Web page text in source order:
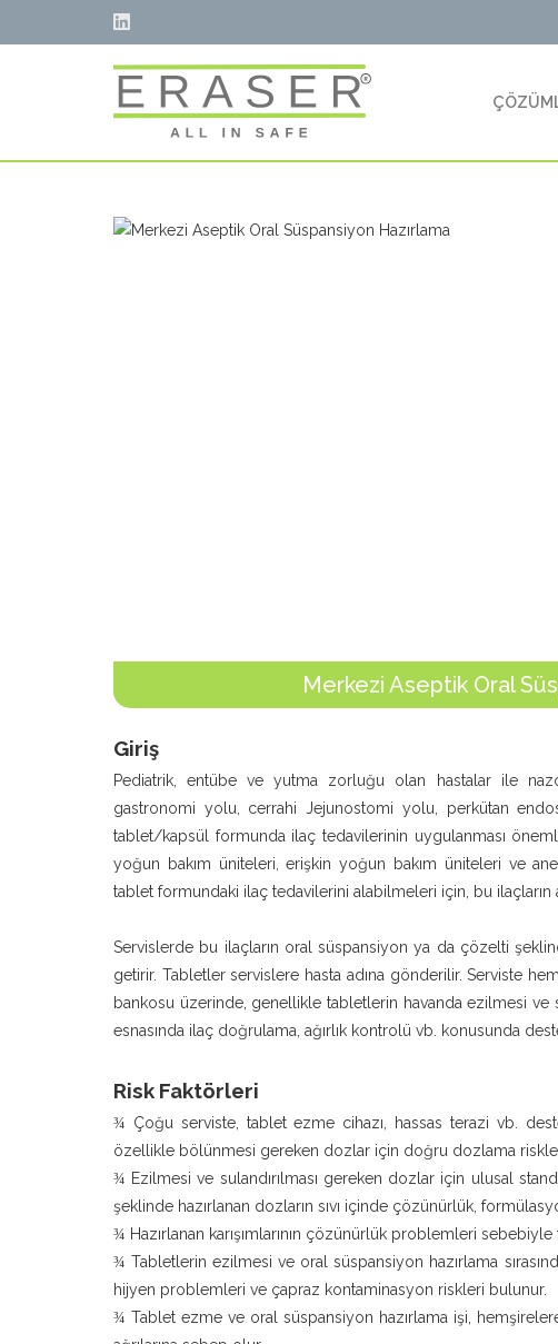
Merkezi Aseptik Oral
Giriş
Pediatrik, entübe ve yutma zorluğu olan hastalar ile
gastronomi yolu, cerrahi Jejunostomi yolu, perkütan
tablet/kapsül formunda ilaç tedavilerinin uygulanması
yoğun bakım üniteleri, erişkin yoğun bakım üniteleri ve
tablet formundaki ilaç tedavilerini alabilmeleri için, bu ilaçların
Servislerde bu ilaçların oral süspansiyon ya da çözelti
getirir. Tabletler servislere hasta adına gönderilir. Serviste
bankosu üzerinde, genellikle tabletlerin havanda ezilmesi ve
esnasında ilaç doğrulama, ağırlık kontrolü vb. konusunda
Risk Faktörleri
¾ Çoğu serviste, tablet ezme cihazı, hassas terazi vb.
özellikle bölünmesi gereken dozlar için doğru dozlama
¾ Ezilmesi ve sulandırılması gereken dozlar için ulusal
şeklinde hazırlanan dozların sıvı içinde çözünürlük,
¾ Hazırlanan karışımlarının çözünürlük problemleri sebebiyle
¾ Tabletlerin ezilmesi ve oral süspansiyon hazırlama
hijyen problemleri ve çapraz kontaminasyon riskleri bulunur.
¾ Tablet ezme ve oral süspansiyon hazırlama işi,